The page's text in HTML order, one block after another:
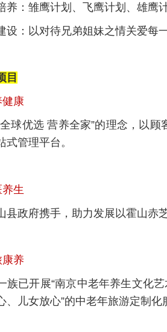
养：雏鹰计划、飞鹰计划、雄鹰
设：以对待兄弟姐妹之情关爱每
目
健康
全球优选 营养全家”的理念，以
式管理平台。
养生
县政府携手，助力发展以霍山赤
康养
族已开展“南京中老年养生文化
、儿女放心”的中老年旅游定制